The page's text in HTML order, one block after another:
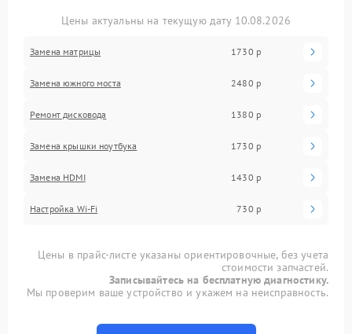
Цены актуальны на текущую дату 10.08.2026
Замена матрицы 1730 р
Замена южного моста 2480 р
Ремонт дисковода 1380 р
Замена крышки ноутбука 1730 р
Замена HDMI 1430 р
Настройка Wi-Fi 730 р
Цены в прайс-листе указаны ориентировочные, без учета
стоимости запчастей.
Записывайтесь на бесплатную диагностику.
Мы проверим ваше устройство и укажем на неисправность.